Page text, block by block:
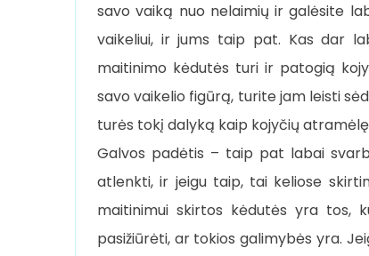
savo vaiką nuo nelaimių ir galėsite
vaikeliui, ir jums taip pat. Kas dar
maitinimo kėdutės turi ir patogią
savo vaikelio figūrą, turite jam leisti
turės tokį dalyką kaip kojyčių
Galvos padėtis – taip pat labai
atlenkti, ir jeigu taip, tai keliose
maitinimui skirtos kėdutės yra tos,
pasižiūrėti, ar tokios galimybės yra.